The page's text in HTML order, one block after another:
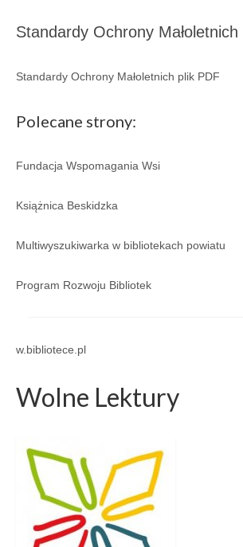
Standardy Ochrony Małoletnich
Standardy Ochrony Małoletnich plik PDF
Polecane strony:
Fundacja Wspomagania Wsi
Książnica Beskidzka
Multiwyszukiwarka w bibliotekach powiatu
Program Rozwoju Bibliotek
w.bibliotece.pl
Wolne Lektury